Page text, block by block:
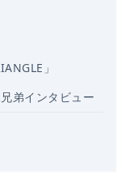
」
弟インタビュー